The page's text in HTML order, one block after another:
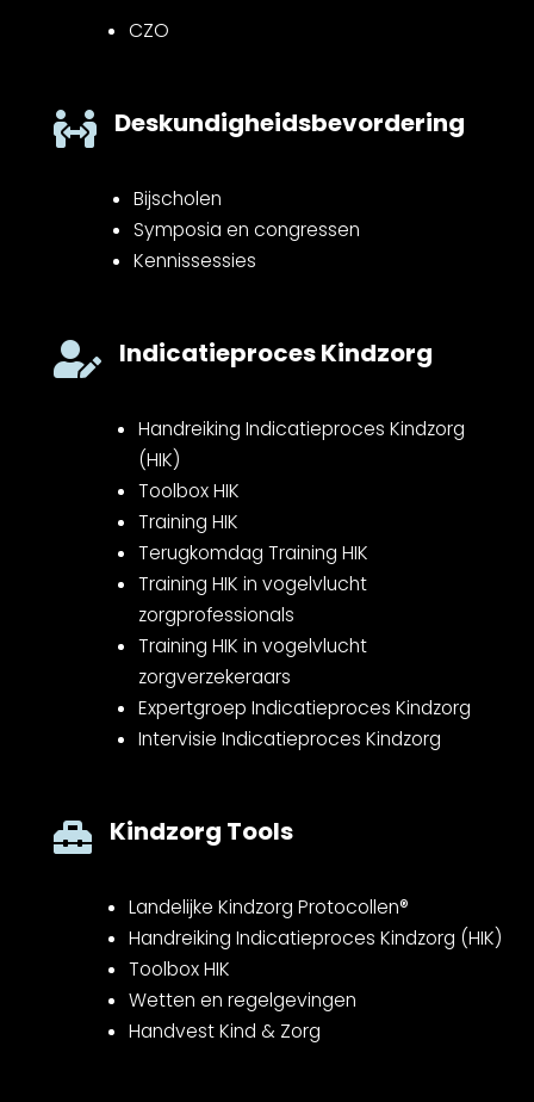
CZO
 Deskundigheidsbevordering
Bijscholen
Symposia en congressen
Kennissessies
 Indicatieproces Kindzorg
Handreiking Indicatieproces Kindzorg
(HIK)
Toolbox HIK
Training HIK
Terugkomdag Training HIK
Training HIK in vogelvlucht
zorgprofessionals
Training HIK in vogelvlucht
zorgverzekeraars
Expertgroep Indicatieproces Kindzorg
Intervisie Indicatieproces Kindzorg
 Kindzorg Tools
Landelijke Kindzorg Protocollen®
Handreiking Indicatieproces Kindzorg (HIK)
Toolbox HIK
Wetten en regelgevingen
Handvest Kind & Zorg